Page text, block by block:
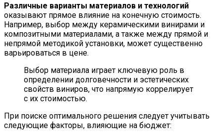
Различные варианты материалов и технологий
оказывают прямое влияние на конечную стоимость.
Например, выбор между керамическими винирами и
композитными материалами, а также между прямой и
непрямой методикой установки, может существенно
варьироваться в цене.
Выбор материала играет ключевую роль в
определении долговечности и эстетических
свойств виниров, что напрямую коррелирует
с их стоимостью.
При поиске оптимального решения следует учитывать
следующие факторы, влияющие на бюджет: